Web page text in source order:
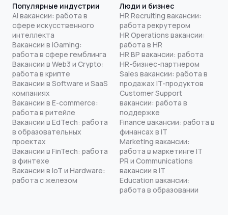
Популярные индустрии
AI вакансии: работа в
сфере искусственного
интеллекта
Вакансии в iGaming:
работа в сфере гемблинга
Вакансии в Web3 и Crypto:
работа в крипте
Вакансии в Software и SaaS
компаниях
Вакансии в E-commerce:
работа в ритейле
Вакансии в EdTech: работа
в образовательных
проектах
Вакансии в FinTech: работа
в финтехе
Вакансии в IoT и Hardware:
работа с железом
Люди и бизнес
HR Recruiting вакансии:
работа рекрутером
HR Operations вакансии:
работа в HR
HR BP вакансии: работа
HR-бизнес-партнером
Sales вакансии: работа в
продажах IT-продуктов
Customer Support
вакансии: работа в
поддержке
Finance вакансии: работа в
финансах в IT
Marketing вакансии:
работа в маркетинге IT
PR и Communications
вакансии в IT
Education вакансии:
работа в образовании